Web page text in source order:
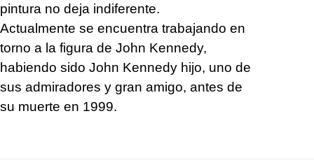
pintura no deja indiferente.
Actualmente se encuentra trabajando en
torno a la figura de John Kennedy,
habiendo sido John Kennedy hijo, uno de
sus admiradores y gran amigo, antes de
su muerte en 1999.